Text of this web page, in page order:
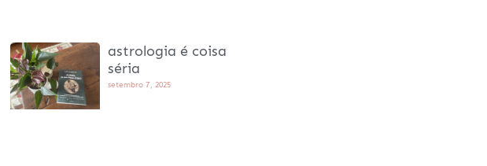
astrologia é coisa
séria
setembro 7, 2025